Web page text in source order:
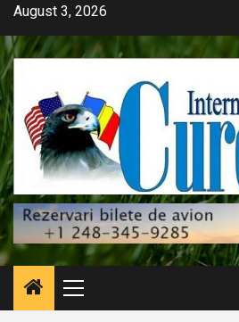
Skip
content
August 3, 2026
Primary
Menu